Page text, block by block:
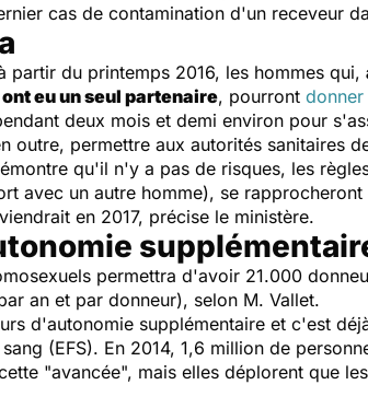
cas de contamination d'un receveur
partir du printemps 2016, les hommes qui,
eu un seul partenaire, pourront donner
deux mois et demi environ pour
outre, permettre aux autorités sanitaires
qu'il n'y a pas de risques, les
avec un autre homme), se
en 2017, précise le ministère.
permettra d'avoir 21.000
an et par donneur), selon M. Vallet.
d'autonomie supplémentaire et c'est
(EFS). En 2014, 1,6 million de
"avancée", mais elles déplorent que